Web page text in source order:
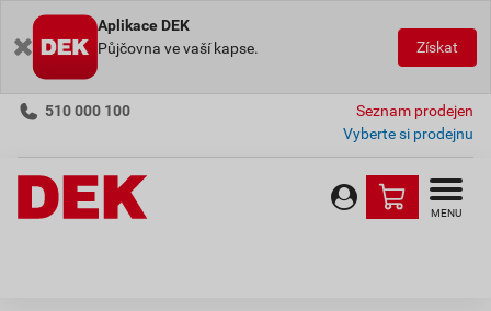
Aplikace DEK
Půjčovna ve vaší kapse.
Získat
510 000 100
Seznam prodejen
Vyberte si prodejnu
MENU